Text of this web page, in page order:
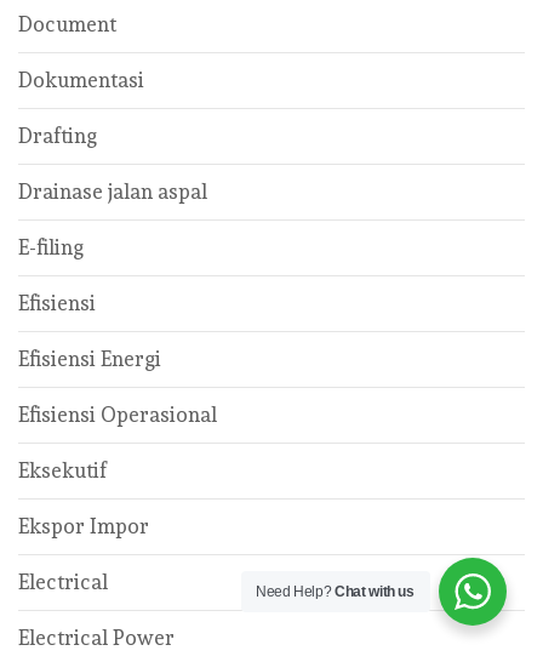
Document
Dokumentasi
Drafting
Drainase jalan aspal
E-filing
Efisiensi
Efisiensi Energi
Efisiensi Operasional
Eksekutif
Ekspor Impor
Electrical
Electrical Power
Need Help?Chat with us